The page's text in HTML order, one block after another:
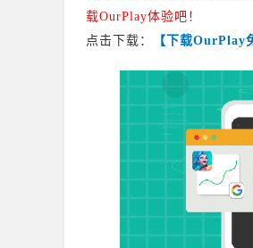
载OurPlay体验吧！
点击下载：
【下载OurPlay